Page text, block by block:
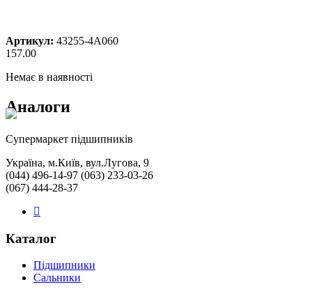
Артикул: 43255-4A060
157.00
Немає в наявності
Аналоги
Cупермаркет підшипників
Україна, м.Київ, вул.Лугова, 9
(044) 496-14-97 (063) 233-03-26
(067) 444-28-37
Каталог
Підшипники
Сальники